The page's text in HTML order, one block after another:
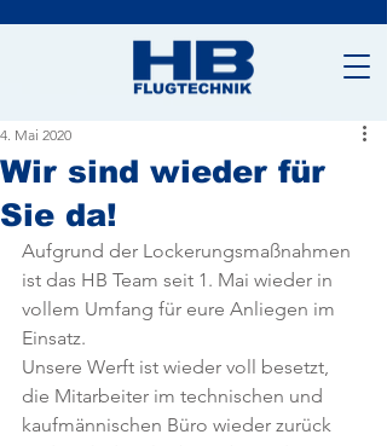
Wir sind wieder für
Sie da!
4. Mai 2020
Aufgrund der Lockerungsmaßnahmen
ist das HB Team seit 1. Mai wieder in
vollem Umfang für eure Anliegen im
Einsatz.
Unsere Werft ist wieder voll besetzt,
die Mitarbeiter im technischen und
kaufmännischen Büro wieder zurück